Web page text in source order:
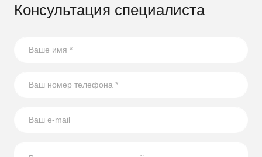
Консультация специалиста